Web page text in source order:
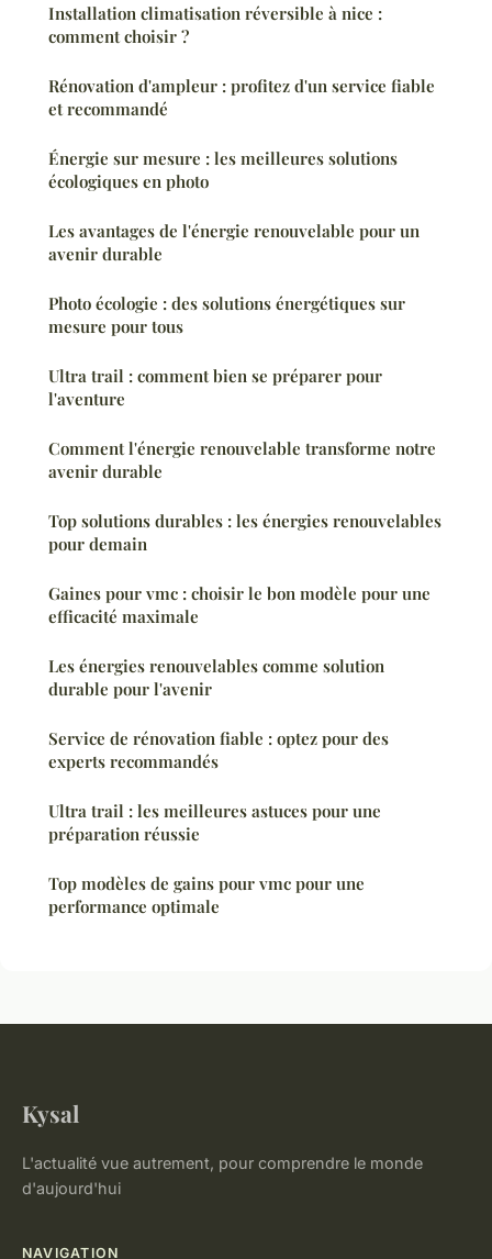
Installation climatisation réversible à nice :
comment choisir ?
Rénovation d'ampleur : profitez d'un service fiable
et recommandé
Énergie sur mesure : les meilleures solutions
écologiques en photo
Les avantages de l'énergie renouvelable pour un
avenir durable
Photo écologie : des solutions énergétiques sur
mesure pour tous
Ultra trail : comment bien se préparer pour
l'aventure
Comment l'énergie renouvelable transforme notre
avenir durable
Top solutions durables : les énergies renouvelables
pour demain
Gaines pour vmc : choisir le bon modèle pour une
efficacité maximale
Les énergies renouvelables comme solution
durable pour l'avenir
Service de rénovation fiable : optez pour des
experts recommandés
Ultra trail : les meilleures astuces pour une
préparation réussie
Top modèles de gains pour vmc pour une
performance optimale
Kysal
L'actualité vue autrement, pour comprendre le monde
d'aujourd'hui
NAVIGATION